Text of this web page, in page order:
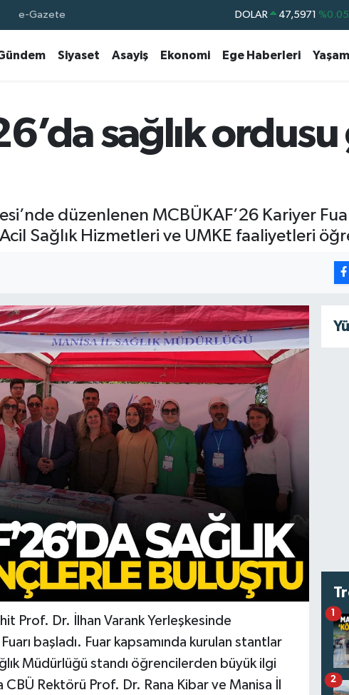
e-Gazete EURO 55,1336 %0.18
64.475,47
DOLAR 47,5971 %0.05
Siyaset Asayiş Ekonomi Ege Haberleri Yaşam
sağlık
düzenlenen MCBÜKAF’26 Kariyer
Sağlık Hizmetleri ve UMKE faaliyetleri
Prof. Dr. İlhan Varank Yerleşkesinde
başladı. Fuar kapsamında kurulan stantlar
Müdürlüğü standı öğrencilerden büyük ilgi
Rektörü Prof. Dr. Rana Kibar ve Manisa İl
1
2